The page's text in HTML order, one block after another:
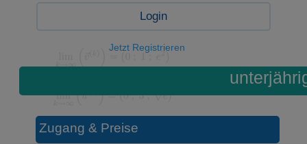
Login
Jetzt Registrieren
Zugang & Preise